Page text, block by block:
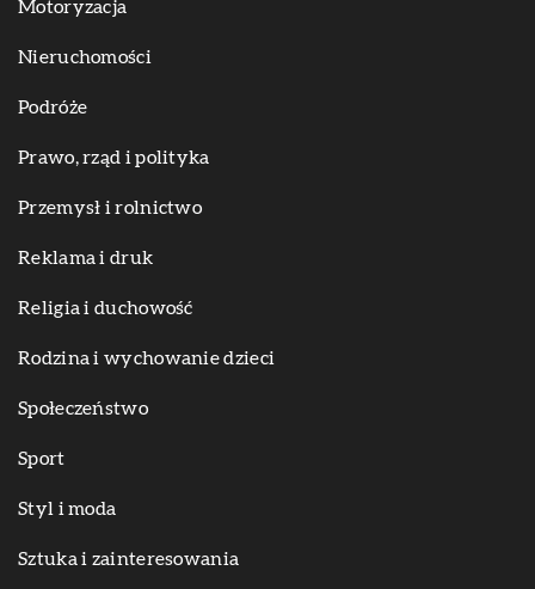
Motoryzacja
Nieruchomości
Podróże
Prawo, rząd i polityka
Przemysł i rolnictwo
Reklama i druk
Religia i duchowość
Rodzina i wychowanie dzieci
Społeczeństwo
Sport
Styl i moda
Sztuka i zainteresowania